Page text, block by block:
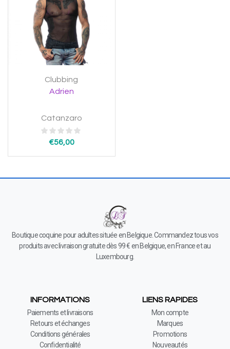
Clubbing
Adrien
Catanzaro
€56,00
Boutique coquine pour adultes située en Belgique. Commandez tous vos
produits avec livraison gratuite dès 99 € en Belgique, en France et au
Luxembourg.
INFORMATIONS
Paiements et livraisons
Retours et échanges
Conditions générales
Confidentialité
LIENS RAPIDES
Mon compte
Marques
Promotions
Nouveautés